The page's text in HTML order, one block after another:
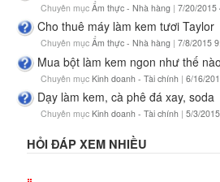
Chuyên mục Ẩm thực - Nhà hàng | 7/20/2015
Cho thuê máy làm kem tươi Taylor
Chuyên mục Ẩm thực - Nhà hàng | 7/8/2015
Mua bột làm kem ngon như thế
Chuyên mục Kinh doanh - Tài chính | 6/16/
Dạy làm kem, cà phê đá xay, soda
Chuyên mục Kinh doanh - Tài chính | 5/3/
HỎI ĐÁP XEM NHIỀU